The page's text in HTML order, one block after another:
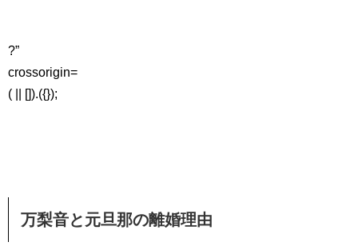
?”
crossorigin=
( || []).({});
万梨音と元旦那の離婚理由